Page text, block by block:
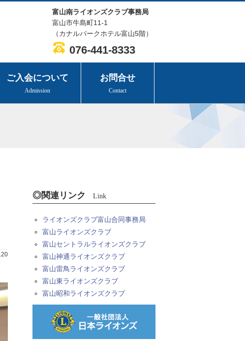
富山南ライオンズクラブ事務局
富山市牛島町11-1
（カナルパークホテル富山5階）
076-441-8333
ご入会について
Admission
お問合せ
Contact
◎関連リンク Link
ライオンズクラブ富山合同事務局
富山ライオンズクラブ
富山セントラルライオンズクラブ
富山神通ライオンズクラブ
富山雷鳥ライオンズクラブ
富山東ライオンズクラブ
富山昭和ライオンズクラブ